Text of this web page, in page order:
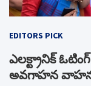
EDITORS PICK
ఎలక్ట్రానిక్
అవగాహన